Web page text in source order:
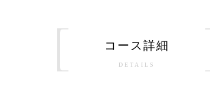
コース詳細
DETAILS